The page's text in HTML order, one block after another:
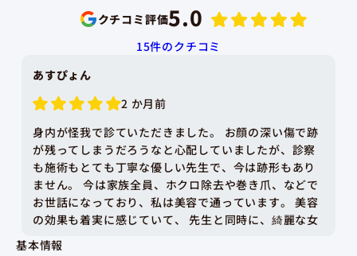
クチコミ評価5.0
15件のクチコミ
西本一優
1 か月前
娘が先生に、脂腺母斑の手術をしてもらいました！ 先
生は本当に優しくて、丁寧で、あと手術の腕もめちゃ
くちゃよかったです！←手術の跡がわからないくら
い。 娘と同じ病気の人がいるかもしれませんので、参
考でこの病院に行きつくまでの経緯を話ます。 娘は生
まれつき脂腺母斑があり、0歳で別の医院で手術をしま
したが(この病院の院長を本を出すくらい有名な方で
基本情報